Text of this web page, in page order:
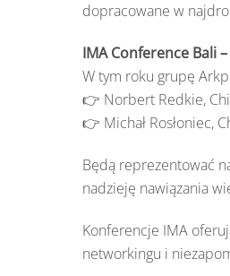
dopracowane w
IMA Conference Bali
W tym roku grupę
👉 Norbert Redkie,
👉 Michał Rosłoniec,
Będą reprezentować
nadzieję nawiązania
Konferencje IMA
networkingu i